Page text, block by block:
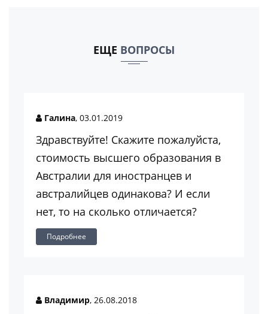
ЕЩЕ ВОПРОСЫ
Галина, 03.01.2019
Здравствуйте! Скажите пожалуйста,
стоимость высшего образования в
Австралии для иностранцев и
австралийцев одинакова? И если
нет, то на сколько отличается?
Подробнее
Владимир, 26.08.2018